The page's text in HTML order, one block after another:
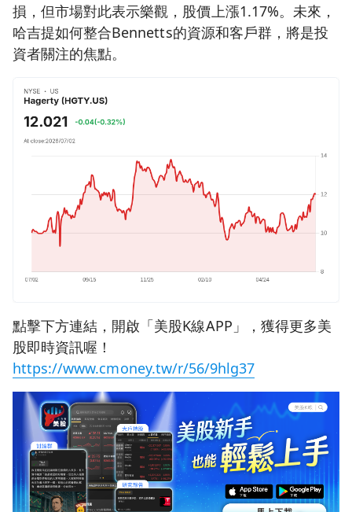
損，但市場對此表示樂觀，股價上漲1.17%。未來，
哈吉提如何整合Bennetts的資源和客戶群，將是投
資者關注的焦點。
點擊下方連結，開啟「美股K線APP」，獲得更多美
股即時資訊喔！
https://www.cmoney.tw/r/56/9hlg37